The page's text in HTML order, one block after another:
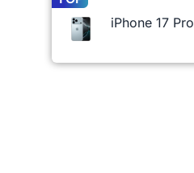
iPhone 17 Pro